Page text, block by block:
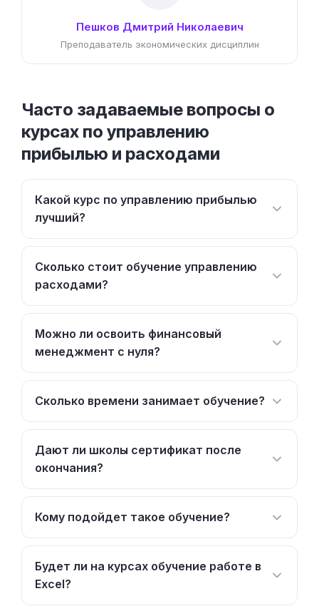
Пешков Дмитрий Николаевич
Преподаватель экономических дисциплин
Часто задаваемые вопросы о
курсах по управлению
прибылью и расходами
Какой курс по управлению прибылью
лучший?
Сколько стоит обучение управлению
расходами?
Можно ли освоить финансовый
менеджмент с нуля?
Сколько времени занимает обучение?
Дают ли школы сертификат после
окончания?
Кому подойдет такое обучение?
Будет ли на курсах обучение работе в
Excel?